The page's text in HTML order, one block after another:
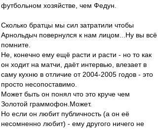
футбольном хозяйстве, чем Федун.
Сколько братцы мы сил затратили чтобы
Арнольдыч повернулся к нам лицом...Ну вы всё
помните.
Не, конечно ему ещё расти и расти - но то как
он ходит на матчи, даёт интервью, влезает в
саму кухню в отличие от 2004-2005 годов - это
просто несопоставимо.
Может быть он понял что это круче чем
Золотой граммофон.Может.
Но если он любит публичность (а он её
несомненно любит) - ему другого ничего не